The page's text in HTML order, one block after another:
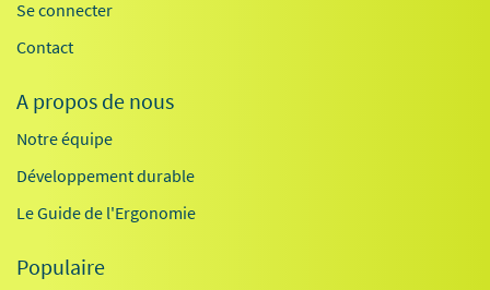
Se connecter
Contact
A propos de nous
Notre équipe
Développement durable
Le Guide de l'Ergonomie
Populaire